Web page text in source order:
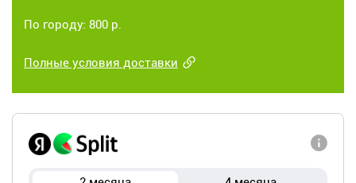
По городу: 800 р.
Полные условия доставки